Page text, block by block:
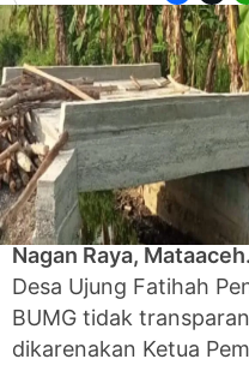
Nagan Raya,
Desa Ujung Fatihah
BUMG tidak
dikarenakan Ketua